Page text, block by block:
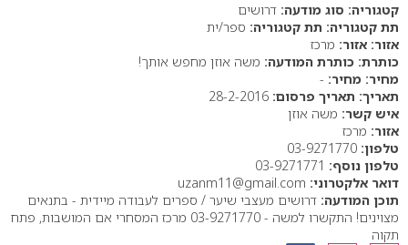
סוג מודעה: דרושים
תת קטגוריה: ספר/ית
אזור: מרכז
כותרת המודעה: משה אוזן מחפש אותך!
מחיר: -
תאריך פרסום:
איש קשר: משה אוזן
אזור: מרכז
טלפון:
טלפון נוסף:
דואר אלקטרוני:
תוכן המודעה: דרושים מעצבי שיער / ספרים לעבודה מיידית - בתנאים
מצוינים! התקשרו למשה - 03-9271770 מרכז המסחרי אם המושבות, פתח
תקוה